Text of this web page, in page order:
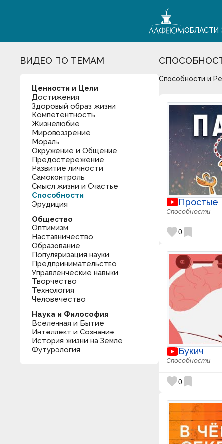
ОБЛАСТИ
ВИДЕО ПО ТЕМАМ
Ценности и Цели
Достижения
Здоровый образ жизни
Компетентность
Жизнелюбие
Мировоззрение
Мораль
Окружение и Общение
Предостережение
Развитие личности
Самоконтроль
Смысл жизни и Счастье
Способности
Эрудиция
Общество
Оптимизм
Наставничество
Образование
Популяризация науки
Предпринимательство
Управленческие навыки
Творчество
Технология
Человечество
Наука и Философия
Вселенная и Бытие
Интеллект и Сознание
История жизни на Земле
Футурология
Способности и
Простые
Способности
favorite0 bookmark
Букич
Способности
favorite0 bookmark